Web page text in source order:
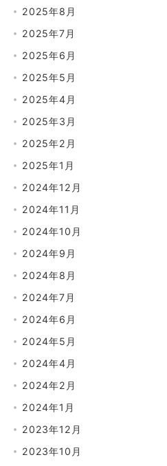
2025年8月
2025年7月
2025年6月
2025年5月
2025年4月
2025年3月
2025年2月
2025年1月
2024年12月
2024年11月
2024年10月
2024年9月
2024年8月
2024年7月
2024年6月
2024年5月
2024年4月
2024年2月
2024年1月
2023年12月
2023年10月